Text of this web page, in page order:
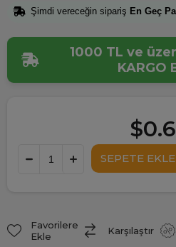
Şimdi vereceğin sipariş En Geç
1000 TL ve
KARGO
Favorilere
Ekle
Karşılaştır